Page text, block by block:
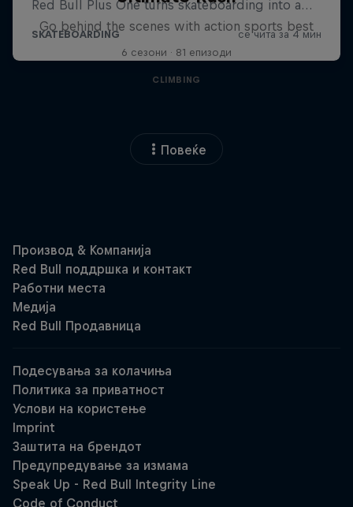
Go behind the scenes with action sports best
6 сезони · 81 епизоди
CLIMBING
Повеќе